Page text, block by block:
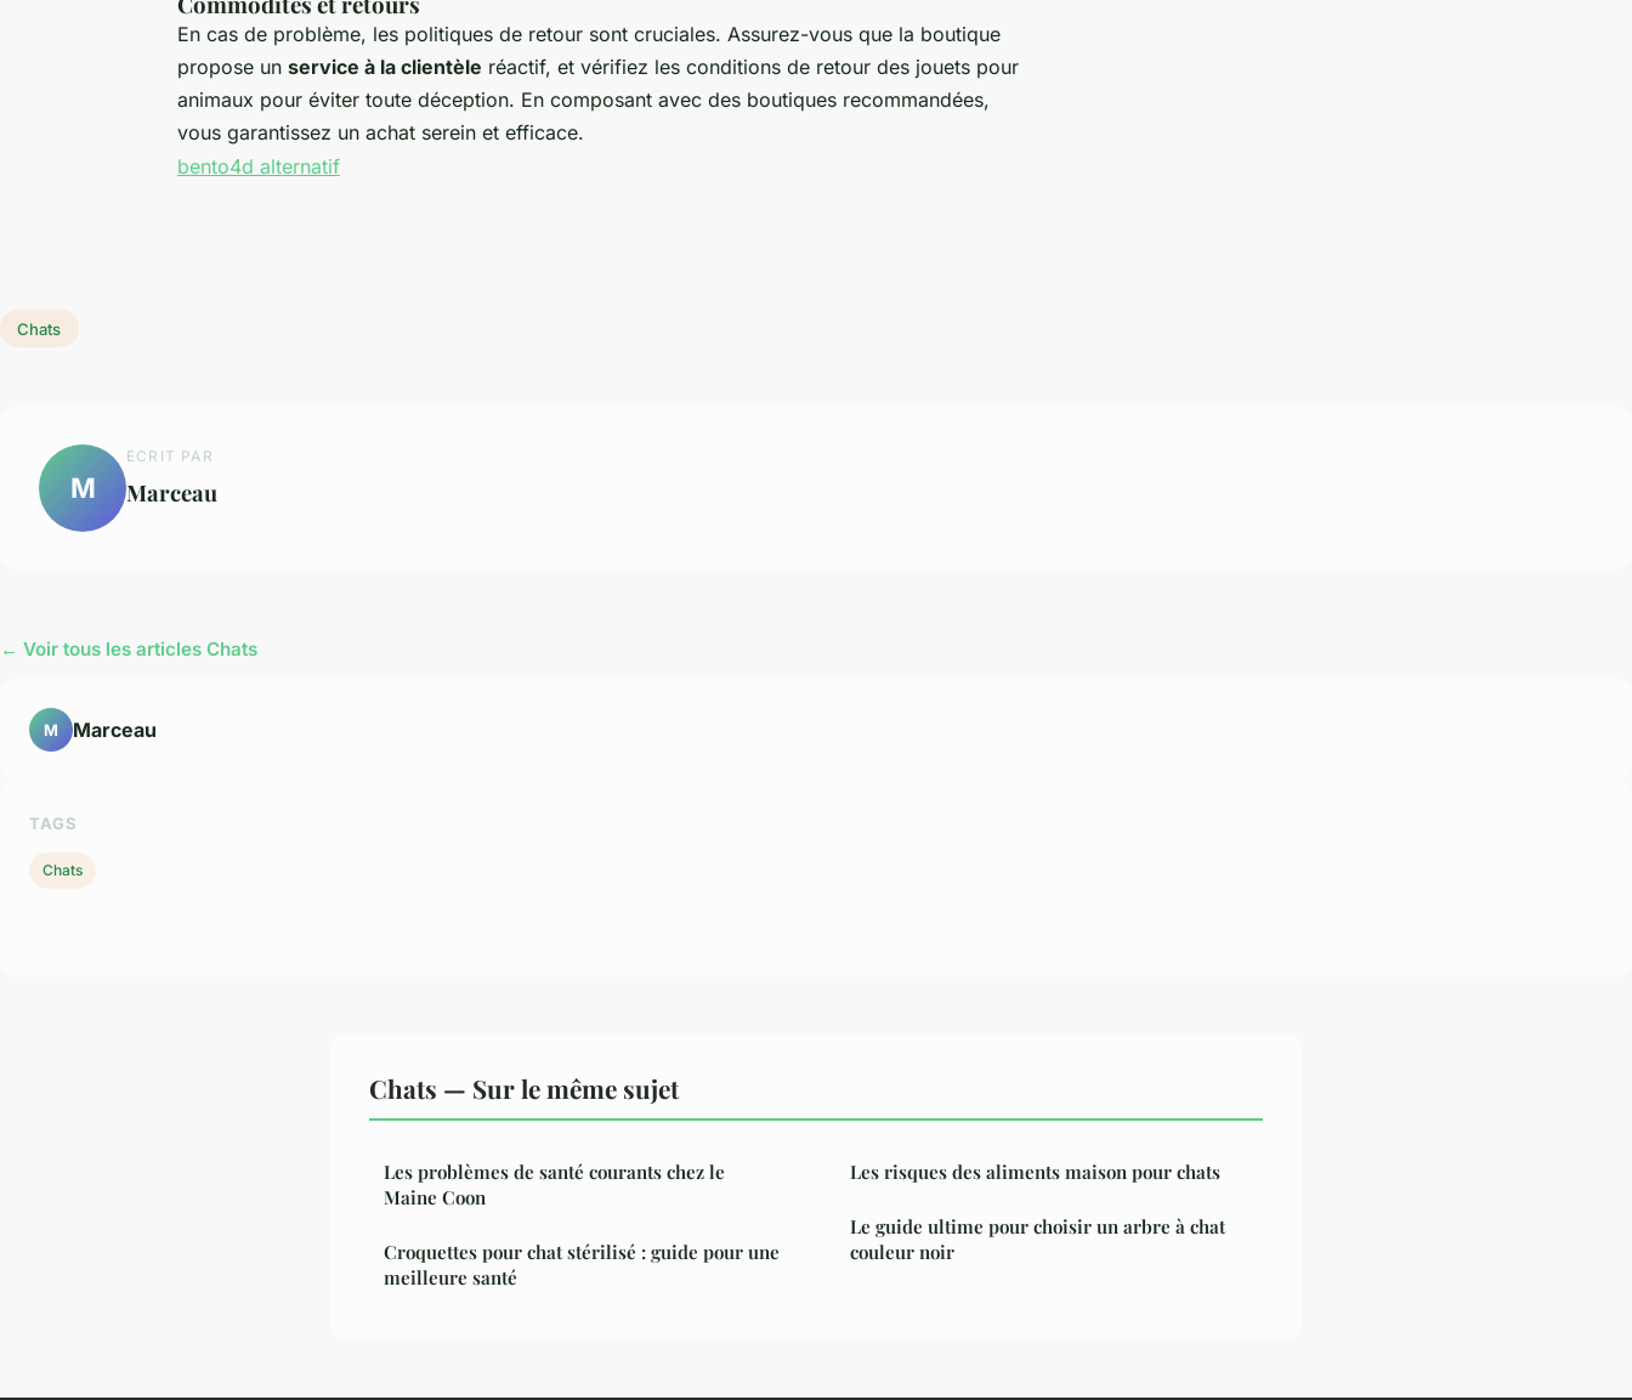
En cas de problème, les politiques de retour sont cruciales. Assurez-vous que la boutique
propose un service à la clientèle réactif, et vérifiez les conditions de retour des jouets pour
animaux pour éviter toute déception. En composant avec des boutiques recommandées,
vous garantissez un achat serein et efficace.
bento4d alternatif
Chats
M
ECRIT PAR
Marceau
← Voir tous les articles Chats
M Marceau
TAGS
Chats
Chats — Sur le même sujet
Les problèmes de santé courants chez le
Maine Coon
Croquettes pour chat stérilisé : guide pour une
meilleure santé
Les risques des aliments maison pour chats
Le guide ultime pour choisir un arbre à chat
couleur noir